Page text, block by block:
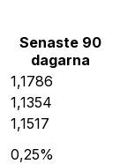
Senaste 90
dagarna
1,1786
1,1354
1,1517
0,25%